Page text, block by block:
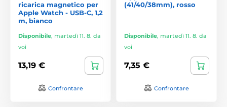
ricarica magnetico per
Apple Watch - USB-C, 1,2
m, bianco
Disponibile, martedì 11. 8. da
voi
13,19 €
Confrontare
(41/40/38mm), rosso
Disponibile, martedì 11. 8. da
voi
7,35 €
Confrontare